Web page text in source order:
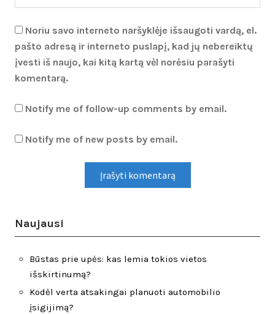
Noriu savo interneto naršyklėje išsaugoti vardą, el.
pašto adresą ir interneto puslapį, kad jų nebereiktų
įvesti iš naujo, kai kitą kartą vėl norėsiu parašyti
komentarą.
Notify me of follow-up comments by email.
Notify me of new posts by email.
Naujausi
Būstas prie upės: kas lemia tokios vietos
išskirtinumą?
Kodėl verta atsakingai planuoti automobilio
įsigijimą?